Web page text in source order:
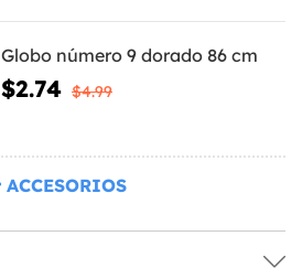
Globo número 9 dorado 86 cm
$2.74 $4.99
ACCESORIOS